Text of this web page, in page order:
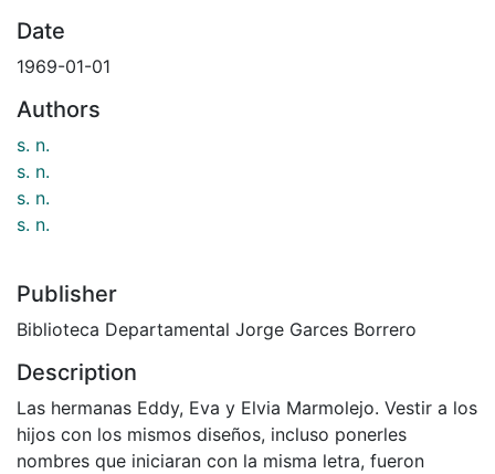
Date
1969-01-01
Authors
s. n.
s. n.
s. n.
s. n.
Publisher
Biblioteca Departamental Jorge Garces Borrero
Description
Las hermanas Eddy, Eva y Elvia Marmolejo. Vestir a los
hijos con los mismos diseños, incluso ponerles
nombres que iniciaran con la misma letra, fueron